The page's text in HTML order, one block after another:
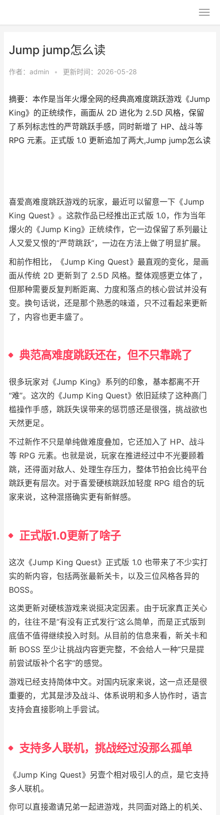
Jump jump怎么读
作者： admin • 更新时间：2026-05-28
摘要：本作是当年火爆全网的经典高难度跳跃游戏《Jump
King》的正统续作，画面从 2D 进化为 2.5D 风格，保留
了系列标志性的严苛跳跃手感，同时新增了 HP、战斗等
RPG 元素。正式版 1.0 更新追加了两大,Jump jump怎么读
喜爱高难度跳跃游戏的玩家，最近可以留意一下《Jump
King Quest》。这款作品已经推出正式版 1.0，作为当年
爆火的《Jump King》正统续作，它一边保留了系列最让
人又爱又恨的“严苛跳跃”，一边在方法上做了明显扩展。
和前作相比，《Jump King Quest》最直观的变化，是画
面从传统 2D 更新到了 2.5D 风格。整体观感更立体了，
但那种需要反复判断距离、力度和落点的核心尝试并没有
变。换句话说，还是那个熟悉的味道，只不过看起来更新
了，内容也更丰盛了。
典范高难度跳跃还在，但不只靠跳了
很多玩家对《Jump King》系列的印象，基本都离不开
“难”。这次的《Jump King Quest》依旧延续了这种高门
槛操作手感，跳跃失误带来的惩罚感还是很强，挑战欲也
天然更足。
不过新作不只是单纯做难度叠加，它还加入了 HP、战斗
等 RPG 元素。也就是说，玩家在推进经过中不光要顾着
跳，还得面对敌人、处理生存压力，整体节拍会比纯平台
跳跃更有层次。对于喜爱硬核跳跃加轻度 RPG 组合的玩
家来说，这种混搭确实更有新鲜感。
正式版1.0更新了啥子
这次《Jump King Quest》正式版 1.0 也带来了不少实打
实的新内容，包括两张最新关卡，以及三位风格各异的
BOSS。
这类更新对硬核游戏来说挺决定因素。由于玩家真正关心
的，往往不是“有没有正式发行”这么简单，而是正式版到
底值不值得继续投入时刻。从目前的信息来看，新关卡和
新 BOSS 至少让挑战内容更完整，不会给人一种“只是提
前尝试版补个名字”的感觉。
游戏已经支持简体中文。对国内玩家来说，这一点还是很
重要的，尤其是涉及战斗、体系说明和多人协作时，语言
支持会直接影响上手尝试。
支持多人联机，挑战经过没那么孤单
《Jump King Quest》另壹个相对吸引人的点，是它支持
多人联机。
你可以直接邀请兄弟一起进游戏，共同面对路上的机关、